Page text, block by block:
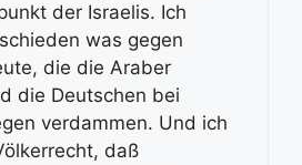
der Israelis. Ich
was gegen
die die Araber
die Deutschen bei
verdammen. Und ich
daß